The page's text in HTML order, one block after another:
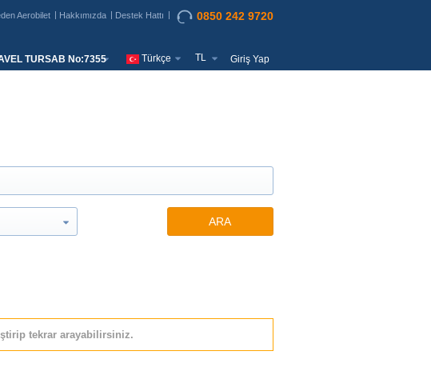
Aerobilet Hakkımızda Destek Hattı 0850 242 9720
TURSAB No:7355 Türkçe TL Giriş Yap
ARA
tekrar arayabilirsiniz.